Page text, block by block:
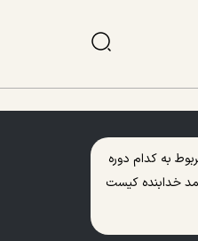
به کدام دوره
خدابنده کیست